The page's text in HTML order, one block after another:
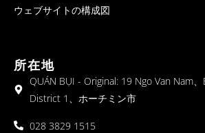
ウェブサイトの構成図
所在地
QUÁN BỤI - Original: 19 Ngo Van Nam、
District 1、ホーチミン市
028 3829 1515